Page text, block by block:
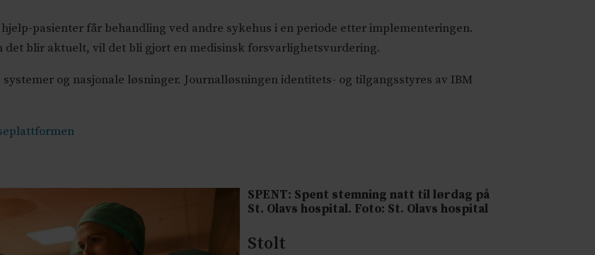
pasienter får behandling ved andre sykehus i en periode etter implementeringen.
det blir aktuelt, vil det bli gjort en medisinsk forsvarlighetsvurdering.
og nasjonale løsninger. Journalløsningen identitets- og tilgangsstyres av IBM
SPENT: Spent stemning natt til lørdag på
St. Olavs hospital. Foto: St. Olavs hospital
Stolt